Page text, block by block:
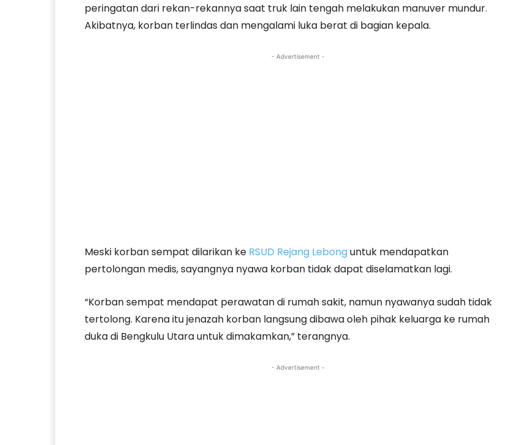
peringatan dari rekan-rekannya saat truk lain tengah melakukan manuver mundur.
Akibatnya, korban terlindas dan mengalami luka berat di bagian kepala.
- Advertisement -
Meski korban sempat dilarikan ke RSUD Rejang Lebonguntuk mendapatkan
pertolongan medis, sayangnya nyawa korban tidak dapat diselamatkan lagi.
“Korban sempat mendapat perawatan di rumah sakit, namun nyawanya sudah tidak
tertolong. Karena itu jenazah korban langsung dibawa oleh pihak keluarga ke rumah
duka di Bengkulu Utara untuk dimakamkan,” terangnya.
- Advertisement -